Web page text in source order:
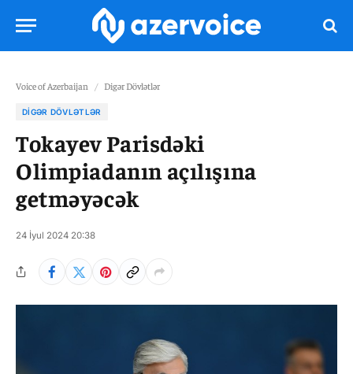
Voice of Azerbaijan / Digər Dövlətlər
DIGƏR DÖVLƏTLƏR
Tokayev Parisdəki
Olimpiadanın açılışına
getməyəcək
24 İyul 2024 20:38